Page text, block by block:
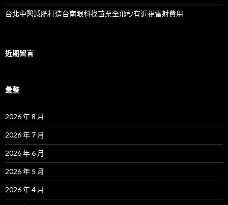
台北中醫減肥打造台南眼科找苗栗全飛秒有近視雷射費用
近期留言
彙整
2026 年 8 月
2026 年 7 月
2026 年 6 月
2026 年 5 月
2026 年 4 月